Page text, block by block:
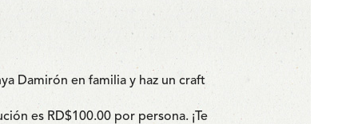
Damirón en familia y haz un craft
es RD$100.00 por persona. ¡Te